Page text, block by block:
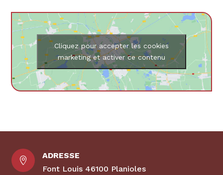
Cliquez pour accepter les cookies
marketing et activer ce contenu

ADRESSE
Font Louis 46100 Planioles